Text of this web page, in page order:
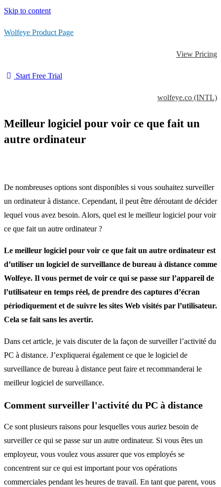
Skip to content
Wolfeye Product Page
View Pricing
Start Free Trial
wolfeye.co (INTL)
Meilleur logiciel pour voir ce que fait un
autre ordinateur
De nombreuses options sont disponibles si vous souhaitez surveiller
un ordinateur à distance. Cependant, il peut être déroutant de décider
lequel vous avez besoin. Alors, quel est le meilleur logiciel pour voir
ce que fait un autre ordinateur ?
Le meilleur logiciel pour voir ce que fait un autre ordinateur est
d’utiliser un logiciel de surveillance de bureau à distance comme
Wolfeye. Il vous permet de voir ce qui se passe sur l’appareil de
l’utilisateur en temps réel, de prendre des captures d’écran
périodiquement et de suivre les sites Web visités par l’utilisateur.
Cela se fait sans les avertir.
Dans cet article, je vais discuter de la façon de surveiller l’activité du
PC à distance. J’expliquerai également ce que le logiciel de
surveillance de bureau à distance peut faire et recommanderai le
meilleur logiciel de surveillance.
Comment surveiller l'activité du PC à distance
Ce sont plusieurs raisons pour lesquelles vous auriez besoin de
surveiller ce qui se passe sur un autre ordinateur. Si vous êtes un
employeur, vous voulez vous assurer que vos employés se
concentrent sur ce qui est important pour vos opérations
commerciales pendant les heures de travail. En tant que parent, vous